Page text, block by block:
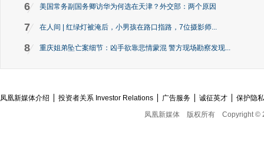
6 美国常务副国务卿访华为何选在天津？外交部：两个原因
7 在人间 | 红绿灯被淹后，小男孩在路口指路，7位摄影师...
8 重庆姐弟坠亡案细节：凶手欲靠悲情蒙混 警方现场勘察发现...
凤凰新媒体介绍 投资者关系 Investor Relations 广告服务 诚征英才
保护隐
凤凰新媒体
版权所有 Copyright ©